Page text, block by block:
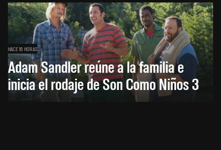
HACE 16 HORAS
Adam Sandler reúne a la familia e
inicia el rodaje de Son Como Niños 3